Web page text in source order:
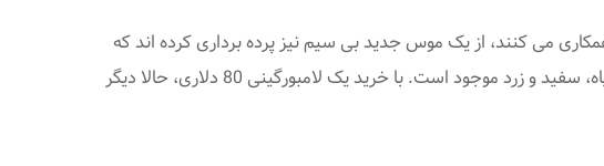
می کنند، از یک موس جدید بی سیم نیز پرده برداری کرده اند که
خطوط هندسی اتومبیل های لامبورگینی، الهام بخش طراحی آن بوده است. این موس به قیمت 80 $ در سه رنگ سیاه، سفید و زرد موجود است. با خرید یک لامبورگینی 80 دلاری، حالا دیگر